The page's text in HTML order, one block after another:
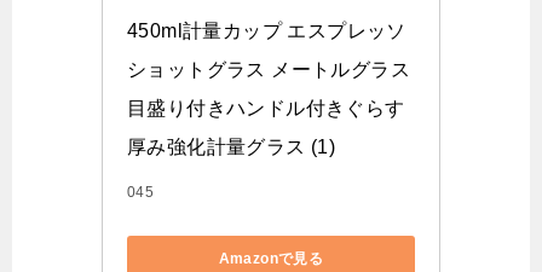
450ml計量カップ エスプレッソ
ショットグラス メートルグラス
目盛り付きハンドル付きぐらす
厚み強化計量グラス (1)
045
Amazonで見る